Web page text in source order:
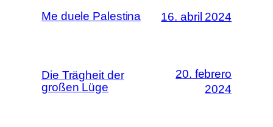
Me duele Palestina 16. abril 2024
Die Trägheit der
großen Lüge
20. febrero
2024